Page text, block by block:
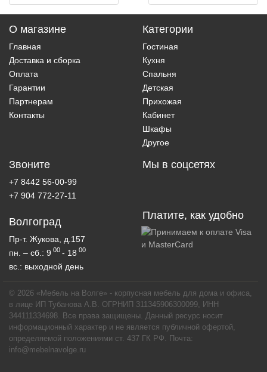
О магазине
Главная
Доставка и сборка
Оплата
Гарантии
Партнерам
Контакты
Категории
Гостиная
Кухня
Спальня
Детская
Прихожая
Кабинет
Шкафы
Другое
Звоните
+7 8442 56-00-99
+7 904 772-27-11
Волгоград
Пр-т. Жукова, д.157
пн. – сб.: 9 00 - 18 00
вс.: выходной день
Мы в соцсетях
Платите, как удобно
© 2026 «Мебель на Волге» - корпусная мебель для дома и офиса,
в лице ИП Тубанова А.В. ОГРНИП 311345906300099, ИНН
344111334698. Все права защищены. Данный ресурс носит
информационный характер и не является публичной офертой,
определяемой положениями ст. 437 ГК РФ. Почта:
info@mebelnavolge.ru